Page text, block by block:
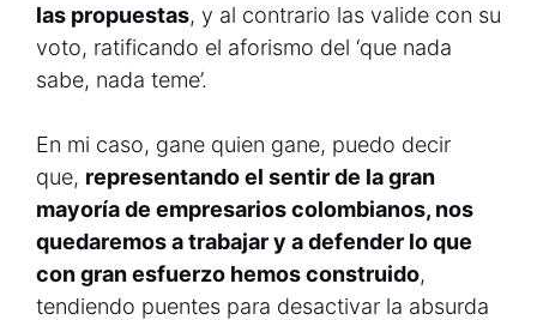
las propuestas, y al contrario las valide con su
voto, ratificando el aforismo del ‘que nada
sabe, nada teme’.
En mi caso, gane quien gane, puedo decir
que, representando el sentir de la gran
mayoría de empresarios colombianos, nos
quedaremos a trabajar y a defender lo que
con gran esfuerzo hemos construido,
tendiendo puentes para desactivar la absurda